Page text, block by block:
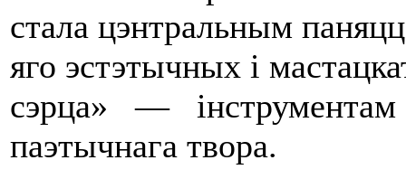
стала цэнтральным
яго эстэтыч­ных i
сэрца» — інструментам
паэтычнага твора.